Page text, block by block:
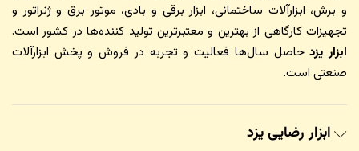
و برش، ابزارآلات ساختمانی، ابزار برقی و بادی، موتور برق و ژنراتور و
تجهیزات کارگاهی از بهترین و معتبرترین تولید کننده‌ها در کشور است.
ابزار یزدحاصل سال‌ها فعالیت و تجربه در فروش و پخش ابزارآلات
صنعتی است.
ابزار رضایی یزد